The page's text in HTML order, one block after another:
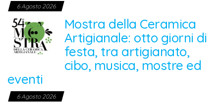
6 Agosto 2026
Mostra della Ceramica
Artigianale: otto giorni di
festa, tra artigianato,
cibo, musica, mostre ed
eventi
6 Agosto 2026